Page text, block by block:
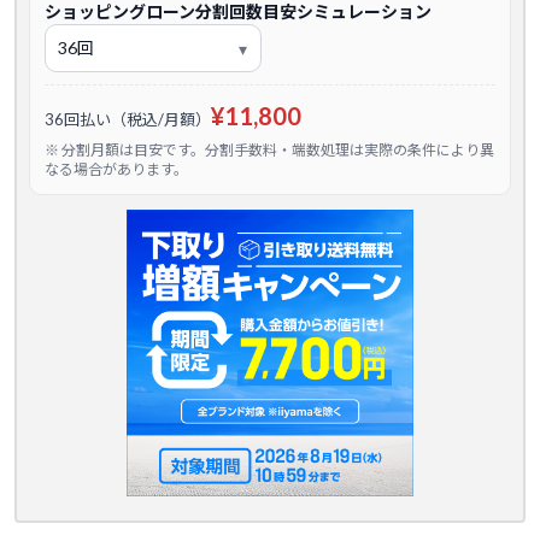
ショッピングローン分割回数目安シミュレーション
36回払い（税込/月額） ¥11,800
※ 分割月額は目安です。分割手数料・端数処理は実際の条件により異
なる場合があります。